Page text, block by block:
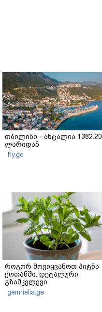
თბილისი - ანტალია 1382.20
ლარიდან
fly.ge
როგორ მოვიყვანოთ პიტნა
ქოთანში: დეტალური
გზამკვლევი
gemrielia.ge